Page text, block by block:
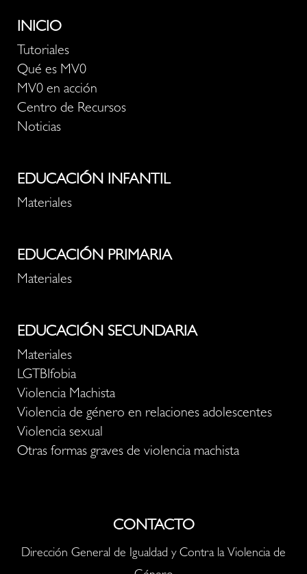
INICIO
Tutoriales
Qué es MV0
MV0 en acción
Centro de Recursos
Noticias
EDUCACIÓN INFANTIL
Materiales
EDUCACIÓN PRIMARIA
Materiales
EDUCACIÓN SECUNDARIA
Materiales
LGTBIfobia
Violencia Machista
Violencia de género en relaciones adolescentes
Violencia sexual
Otras formas graves de violencia machista
CONTACTO
Dirección General de Igualdad y Contra la Violencia de